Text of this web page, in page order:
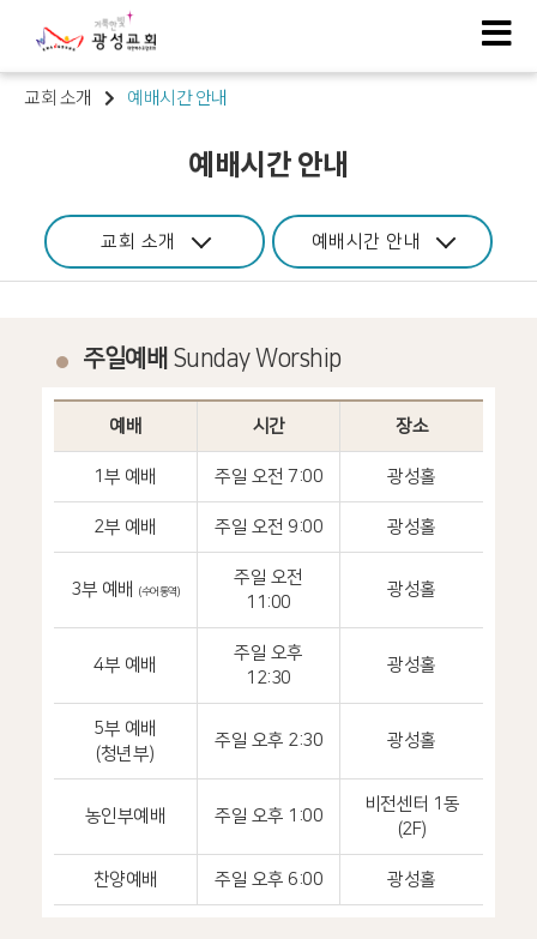
교회 소개 예배시간 안내
예배시간 안내
교회 소개 예배시간 안내
주일예배 Sunday Worship
예배 시간 장소
1부 예배 주일 오전 7:00 광성홀
2부 예배 주일 오전 9:00 광성홀
3부 예배 (수어통역)
주일 오전
11:00
광성홀
4부 예배
주일 오후
12:30
광성홀
5부 예배
(청년부)
주일 오후 2:30 광성홀
농인부예배 주일 오후 1:00
비전센터 1동
(2F)
찬양예배 주일 오후 6:00 광성홀